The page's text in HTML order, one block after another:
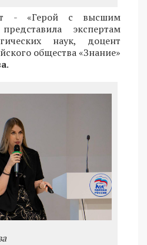
- «Герой с высшим
экспертам
наук, доцент
общества «Знание»
.